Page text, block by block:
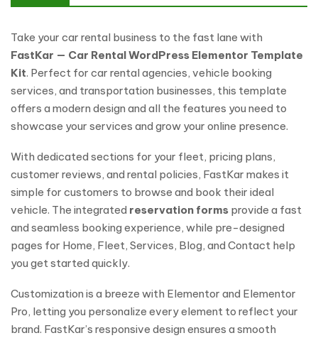
Take your car rental business to the fast lane with
FastKar — Car Rental WordPress Elementor Template
Kit. Perfect for car rental agencies, vehicle booking
services, and transportation businesses, this template
offers a modern design and all the features you need to
showcase your services and grow your online presence.
With dedicated sections for your fleet, pricing plans,
customer reviews, and rental policies, FastKar makes it
simple for customers to browse and book their ideal
vehicle. The integrated reservation forms provide a fast
and seamless booking experience, while pre-designed
pages for Home, Fleet, Services, Blog, and Contact help
you get started quickly.
Customization is a breeze with Elementor and Elementor
Pro, letting you personalize every element to reflect your
brand. FastKar’s responsive design ensures a smooth